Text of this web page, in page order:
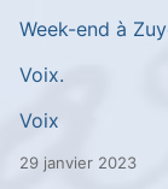
Week-end à
Voix.
Voix
29 janvier 2023